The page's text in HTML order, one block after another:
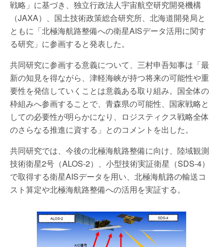
戦略」に基づき、独立行政法人宇宙航空研究開発機構
（JAXA）、国土技術政策総合研究所、北海道開発局と
ともに「北極海航路整備への衛星AISデータ活用に関す
る研究」に参画すると発表した。
共同研究に参画する意義について、三村申吾知事は「最
新の知見を得ながら、津軽海峡が持つ将来の可能性や重
要性を発信していくことは意義ある取り組み。国全体の
枠組みへ参画することで、青森県の可能性、国家戦略と
しての必要性が明らかになり、ロジスティクス戦略全体
のさらなる推進に資する」とのコメントを出した。
共同研究では、今後の北極海航路整備に向け、陸域観測
技術衛星2号（ALOS-2）、小型技術実証衛星（SDS-4）
で取得する衛星AISデータを用い、北極海航路の輸送コ
スト算定や北極海航路整備への活用を実証する。